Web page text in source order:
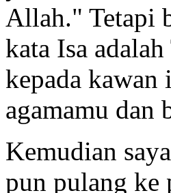
Allah." Tetapi
kata Isa
kepada kawan
agamamu
Kemudian
pun pulang ke